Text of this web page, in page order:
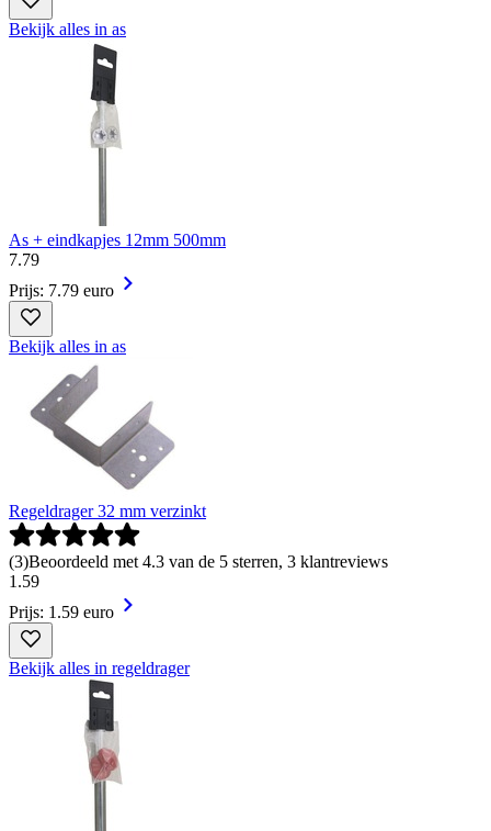
Bekijk alles in as
As + eindkapjes 12mm 500mm
7.79
Prijs: 7.79 euro
Bekijk alles in as
Regeldrager 32 mm verzinkt
(3)Beoordeeld met 4.3 van de 5 sterren, 3 klantreviews
1 .59
Prijs: 1.59 euro
Bekijk alles in regeldrager